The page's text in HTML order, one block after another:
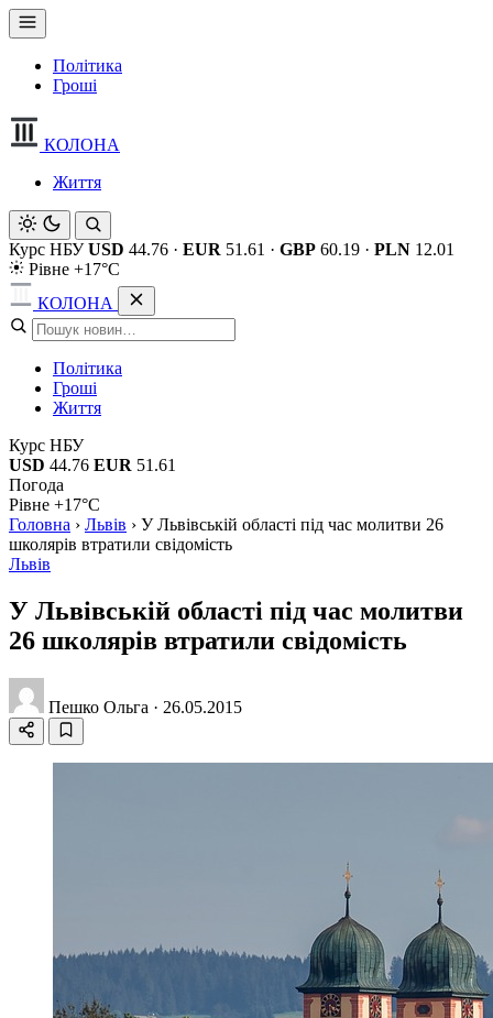
Політика
Гроші
КОЛОНА
Життя
Курс НБУ USD 44.76 · EUR 51.61 · GBP 60.19 · PLN 12.01
Рівне +17°C
КОЛОНА
Політика
Гроші
Життя
Курс НБУ
USD 44.76 EUR 51.61
Погода
Рівне +17°C
Головна › Львів › У Львівській області під час молитви 26
школярів втратили свідомість
Львів
У Львівській області під час молитви
26 школярів втратили свідомість
Пешко Ольга · 26.05.2015